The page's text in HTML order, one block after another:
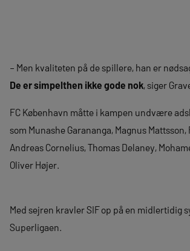
– Men kvaliteten på de spillere, han er
De er simpelthen ikke gode nok, siger
FC København måtte i kampen undvære
som Munashe Garananga, Magnus
Andreas Cornelius, Thomas Delaney,
Oliver Højer.
Med sejren kravler SIF op på en midlertidig
Superligaen.